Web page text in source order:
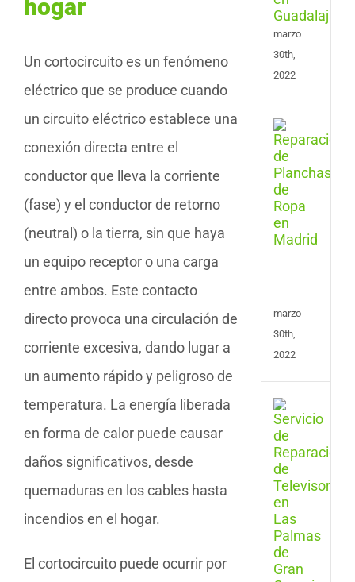
hogar
Un cortocircuito es un fenómeno
eléctrico que se produce cuando
un circuito eléctrico establece una
conexión directa entre el
conductor que lleva la corriente
(fase) y el conductor de retorno
(neutral) o la tierra, sin que haya
un equipo receptor o una carga
entre ambos. Este contacto
directo provoca una circulación de
corriente excesiva, dando lugar a
un aumento rápido y peligroso de
temperatura. La energía liberada
en forma de calor puede causar
daños significativos, desde
quemaduras en los cables hasta
incendios en el hogar.
El cortocircuito puede ocurrir por
marzo
30th,
2022
de
de
marzo
30th,
2022
en